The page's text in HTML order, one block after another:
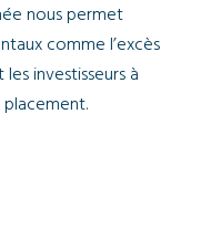
nous permet
comme l’excès
investisseurs à